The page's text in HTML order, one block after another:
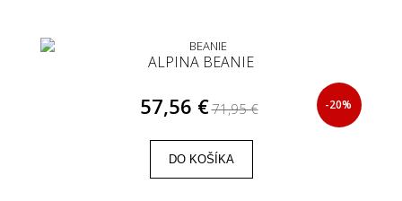
ALPINA BEANIE
57,56 €71,95 € -20%
DO KOŠÍKA